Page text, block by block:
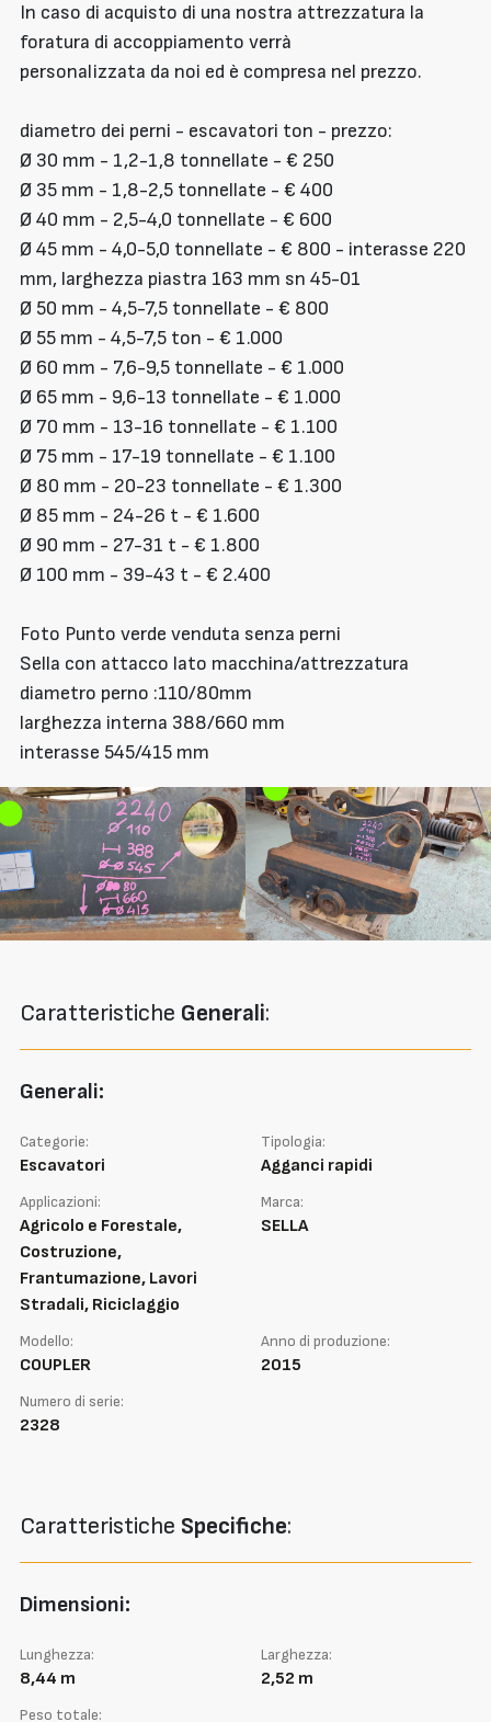
In caso di acquisto di una nostra attrezzatura la
foratura di accoppiamento verrà
personalizzata da noi ed è compresa nel prezzo.
diametro dei perni - escavatori ton - prezzo:
Ø 30 mm - 1,2-1,8 tonnellate - € 250
Ø 35 mm - 1,8-2,5 tonnellate - € 400
Ø 40 mm - 2,5-4,0 tonnellate - € 600
Ø 45 mm - 4,0-5,0 tonnellate - € 800 - interasse 220
mm, larghezza piastra 163 mm sn 45-01
Ø 50 mm - 4,5-7,5 tonnellate - € 800
Ø 55 mm - 4,5-7,5 ton - € 1.000
Ø 60 mm - 7,6-9,5 tonnellate - € 1.000
Ø 65 mm - 9,6-13 tonnellate - € 1.000
Ø 70 mm - 13-16 tonnellate - € 1.100
Ø 75 mm - 17-19 tonnellate - € 1.100
Ø 80 mm - 20-23 tonnellate - € 1.300
Ø 85 mm - 24-26 t - € 1.600
Ø 90 mm - 27-31 t - € 1.800
Ø 100 mm - 39-43 t - € 2.400
Foto Punto verde venduta senza perni
Sella con attacco lato macchina/attrezzatura
diametro perno :110/80mm
larghezza interna 388/660 mm
interasse 545/415 mm
Caratteristiche Generali:
Generali:
Categorie:
Escavatori
Tipologia:
Agganci rapidi
Applicazioni:
Agricolo e Forestale,
Costruzione,
Frantumazione, Lavori
Stradali, Riciclaggio
Marca:
SELLA
Modello:
COUPLER
Anno di produzione:
2015
Numero di serie:
2328
Caratteristiche Specifiche:
Dimensioni:
Lunghezza:
8,44 m
Larghezza:
2,52 m
Peso totale: